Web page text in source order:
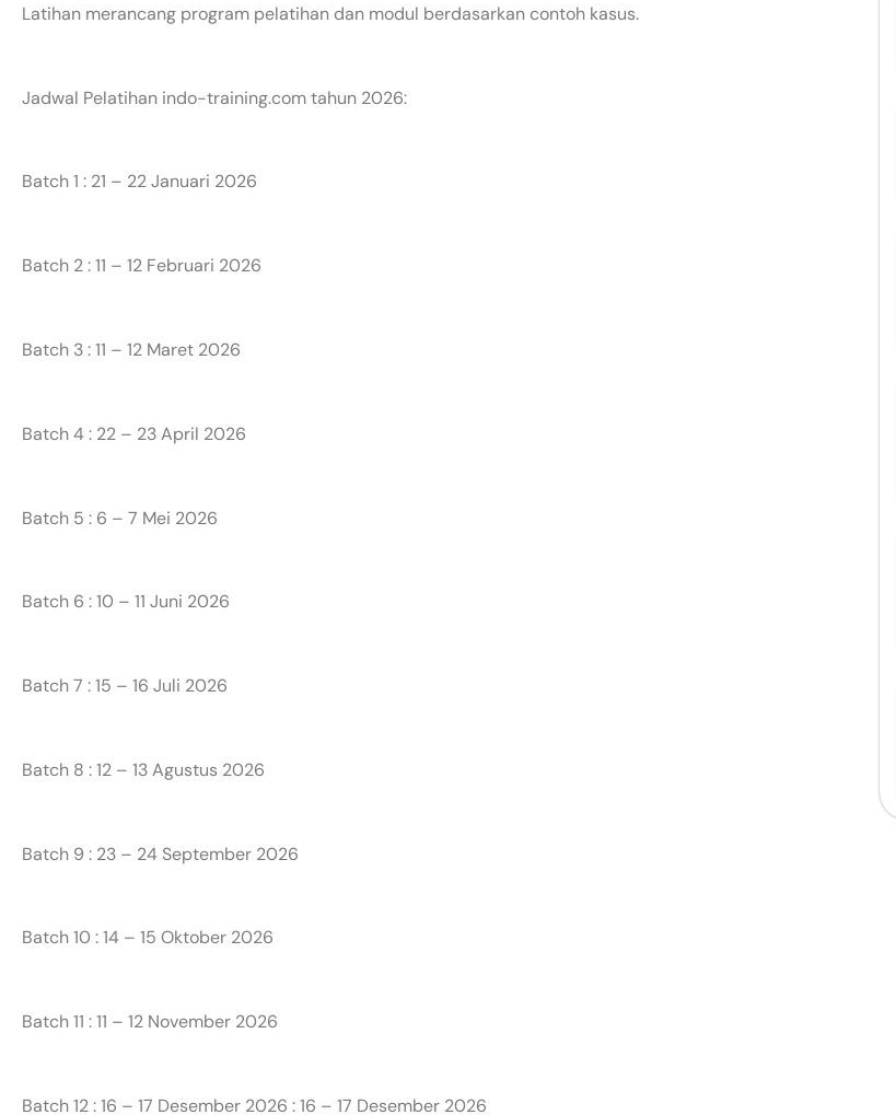
Latihan merancang program pelatihan dan modul berdasarkan contoh kasus.
Jadwal Pelatihan indo-training.com tahun 2026:
Batch 1 : 21 – 22 Januari 2026
Batch 2 : 11 – 12 Februari 2026
Batch 3 : 11 – 12 Maret 2026
Batch 4 : 22 – 23 April 2026
Batch 5 : 6 – 7 Mei 2026
Batch 6 : 10 – 11 Juni 2026
Batch 7 : 15 – 16 Juli 2026
Batch 8 : 12 – 13 Agustus 2026
Batch 9 : 23 – 24 September 2026
Batch 10 : 14 – 15 Oktober 2026
Batch 11 : 11 – 12 November 2026
Batch 12 : 16 – 17 Desember 2026 : 16 – 17 Desember 2026